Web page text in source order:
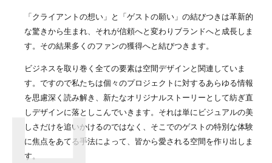
「クライアントの想い」と「ゲストの願い」の結びつきは革新的
な驚きから生まれ、それが信頼へと変わりブランドへと成長しま
す。その結果多くのファンの獲得へと結びつきます。
ビジネスを取り巻く全ての要素は空間デザインと関連していま
す。ですので私たちは個々のプロジェクトに対するあらゆる情報
を思慮深く読み解き、新たなオリジナルストーリーとして紡ぎ直
しデザインに落としこんでいきます。それは単にビジュアルの美
しさだけを追いかけるのではなく、そこでのゲストの特別な体験
に焦点をあてる手法によって、皆から愛される空間を作り出しま
す。